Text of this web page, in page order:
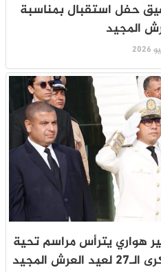
حفل استقبال بمناسبة
المجيد
هواري يترأس مراسم تحية
المجيد